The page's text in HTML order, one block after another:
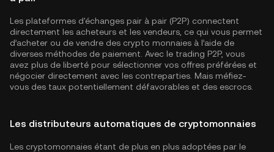
Les plateformes d'échanges pair à pair (P2P) connectent
directement les acheteurs et les vendeurs, ce qui vous permet
d’acheter ou de vendre des crypto monnaies à l’aide de
diverses méthodes de paiement. Avec le trading P2P, vous
avez plus de liberté pour sélectionner vos offres préférées et
négocier directement avec les contreparties. Mais méfiez-
vous des taux potentiellement défavorables et des escrocs.
Les distributeurs automatiques de cryptomonnaies
Les cryptomonnaies étant de plus en plus adoptées par le